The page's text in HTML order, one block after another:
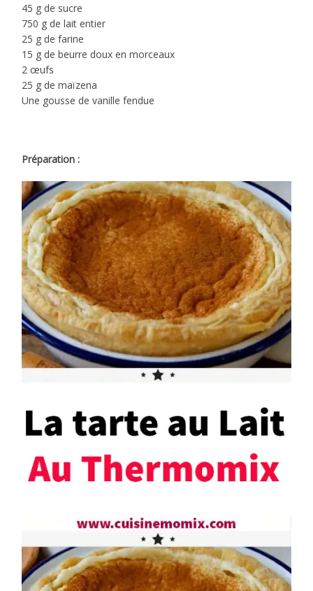
45 g de sucre
750 g de lait entier
25 g de farine
15 g de beurre doux en morceaux
2 œufs
25 g de maïzena
Une gousse de vanille fendue
Préparation :